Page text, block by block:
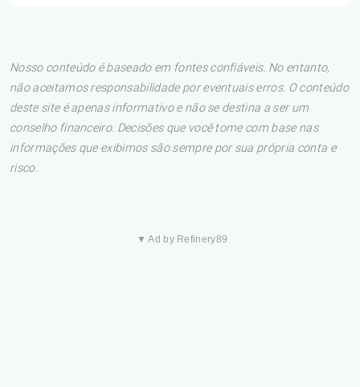
Nosso conteúdo é baseado em fontes confiáveis. No entanto,
não aceitamos responsabilidade por eventuais erros. O conteúdo
deste site é apenas informativo e não se destina a ser um
conselho financeiro. Decisões que você tome com base nas
informações que exibimos são sempre por sua própria conta e
risco.
▼ Ad by Refinery89